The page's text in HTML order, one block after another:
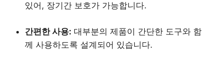
있어, 장기간 보호가 가능합니다.
간편한 사용: 대부분의 제품이 간단한 도구와 함
께 사용하도록 설계되어 있습니다.